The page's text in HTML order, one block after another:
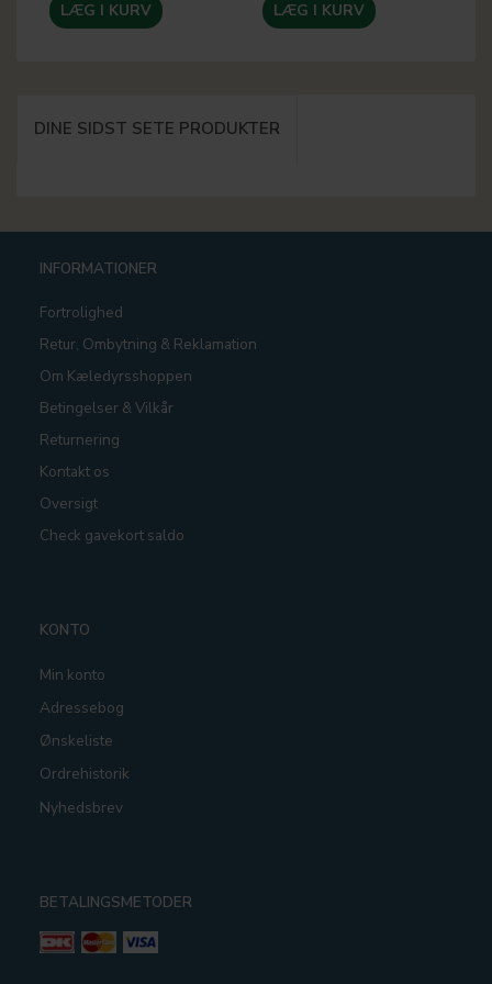
LÆG I KURV LÆG I KURV
DINE SIDST SETE PRODUKTER
INFORMATIONER
Fortrolighed
Retur, Ombytning & Reklamation
Om Kæledyrsshoppen
Betingelser & Vilkår
Returnering
Kontakt os
Oversigt
Check gavekort saldo
KONTO
Min konto
Adressebog
Ønskeliste
Ordrehistorik
Nyhedsbrev
BETALINGSMETODER